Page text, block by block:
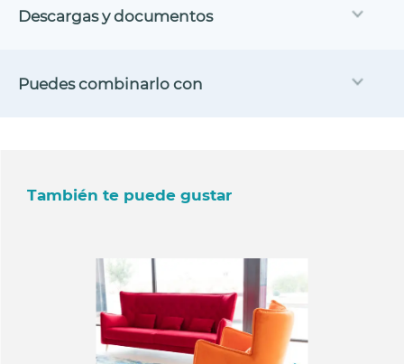
Descargas y documentos
Puedes combinarlo con
También te puede gustar